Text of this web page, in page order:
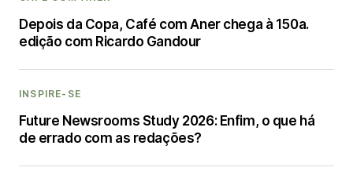
Depois da Copa, Café com Aner chega à 150a.
edição com Ricardo Gandour
INSPIRE-SE
Future Newsrooms Study 2026: Enfim, o que há
de errado com as redações?